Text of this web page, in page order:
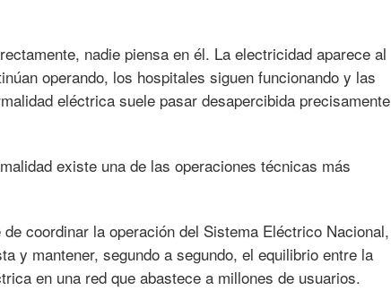
nadie piensa en él. La electricidad aparece al
operando, los hospitales siguen funcionando y las
eléctrica suele pasar desapercibida precisamente
existe una de las operaciones técnicas más
coordinar la operación del Sistema Eléctrico Nacional,
y mantener, segundo a segundo, el equilibrio entre la
en una red que abastece a millones de usuarios.